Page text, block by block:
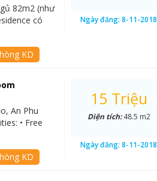
82m2 (như
có
KD
Ngày đăng:8-11-2018
An Phu
• Free
KD
15 Triệu
Diện tích:48.5 m2
Ngày đăng:8-11-2018